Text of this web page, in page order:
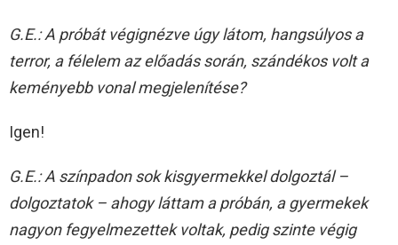
G.E.: A próbát végignézve úgy látom, hangsúlyos a
terror, a félelem az előadás során, szándékos volt a
keményebb vonal megjelenítése?
Igen!
G.E.: A színpadon sok kisgyermekkel dolgoztál –
dolgoztatok – ahogy láttam a próbán, a gyermekek
nagyon fegyelmezettek voltak, pedig szinte végig